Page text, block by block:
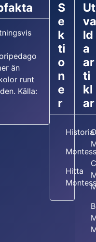
än
runt
Källa:
S
e
k
ti
o
n
e
r
Historia
Hitta
Ut
va
ld
a
ar
ti
kl
ar